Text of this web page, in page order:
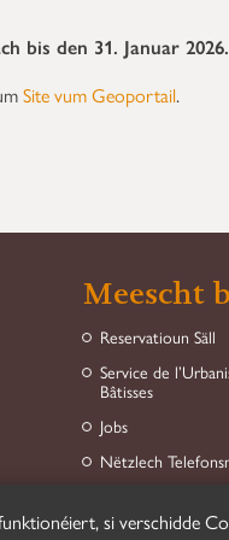
bis den 31. Januar 2026.
Site vum Geoportail.
Meescht
Reservatioun Säll
Service de
Bâtisses
Jobs
Nëtzlech
si verschidde